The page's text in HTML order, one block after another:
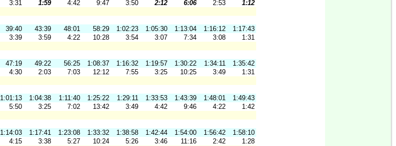
3:31 1:59 4:42 9:47 3:50 2:12 6:06 2:53
1:12
39:40 43:39 48:01 58:29 1:02:23 1:05:30 1:13:04 1:16:12
1:17:43
3:39 3:59 4:22 10:28 3:54 3:07 7:34 3:08
1:31
47:19 49:22 56:25 1:08:37 1:16:32 1:19:57 1:30:22 1:34:11
1:35:42
4:30 2:03 7:03 12:12 7:55 3:25 10:25 3:49
1:31
1:01:13 1:04:38 1:11:40 1:25:22 1:29:11 1:33:53 1:43:39 1:48:01
1:49:43
5:50 3:25 7:02 13:42 3:49 4:42 9:46 4:22
1:42
1:14:03 1:17:41 1:23:08 1:33:32 1:38:58 1:42:44 1:54:00 1:56:42
1:58:10
4:15 3:38 5:27 10:24 5:26 3:46 11:16 2:42
1:28